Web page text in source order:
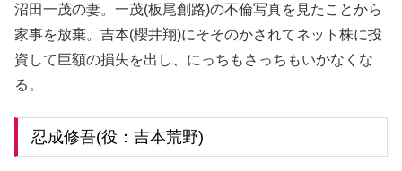
沼田一茂の妻。一茂(板尾創路)の不倫写真を見たことから
家事を放棄。吉本(櫻井翔)にそそのかされてネット株に投
資して巨額の損失を出し、にっちもさっちもいかなくな
る。
忍成修吾(役：吉本荒野)